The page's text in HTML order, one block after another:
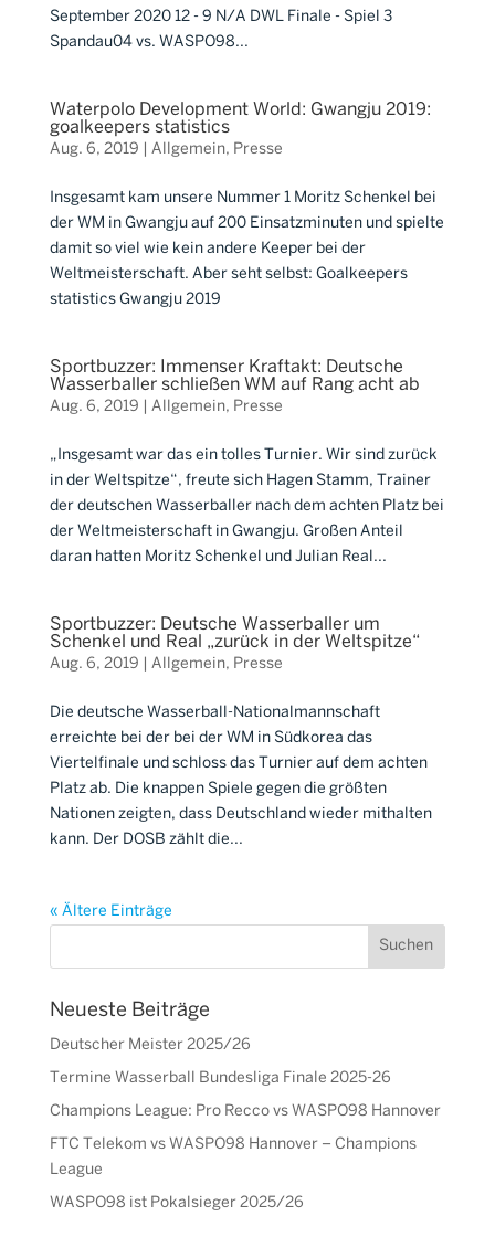
September 2020 12 - 9 N/A DWL Finale - Spiel 3
Spandau04 vs. WASPO98...
Waterpolo Development World: Gwangju 2019:
goalkeepers statistics
Aug. 6, 2019 Allgemein, Presse
Insgesamt kam unsere Nummer 1 Moritz Schenkel bei
der WM in Gwangju auf 200 Einsatzminuten und spielte
damit so viel wie kein andere Keeper bei der
Weltmeisterschaft. Aber seht selbst: Goalkeepers
statistics Gwangju 2019
Sportbuzzer: Immenser Kraftakt: Deutsche
Wasserballer schließen WM auf Rang acht ab
Aug. 6, 2019 Allgemein, Presse
„Insgesamt war das ein tolles Turnier. Wir sind zurück
in der Weltspitze“, freute sich Hagen Stamm, Trainer
der deutschen Wasserballer nach dem achten Platz bei
der Weltmeisterschaft in Gwangju. Großen Anteil
daran hatten Moritz Schenkel und Julian Real...
Sportbuzzer: Deutsche Wasserballer um
Schenkel und Real „zurück in der Weltspitze“
Aug. 6, 2019 Allgemein, Presse
Die deutsche Wasserball-Nationalmannschaft
erreichte bei der bei der WM in Südkorea das
Viertelfinale und schloss das Turnier auf dem achten
Platz ab. Die knappen Spiele gegen die größten
Nationen zeigten, dass Deutschland wieder mithalten
kann. Der DOSB zählt die...
« Ältere Einträge
Neueste Beiträge
Deutscher Meister 2025/26
Termine Wasserball Bundesliga Finale 2025-26
Champions League: Pro Recco vs WASPO98 Hannover
FTC Telekom vs WASPO98 Hannover – Champions
League
WASPO98 ist Pokalsieger 2025/26